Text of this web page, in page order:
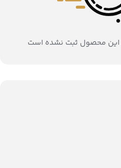
این محصول ثبت نشده است